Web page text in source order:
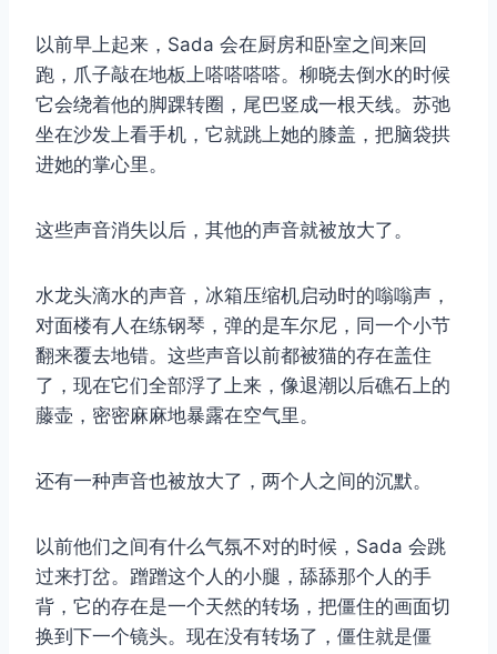
以前早上起来，Sada 会在厨房和卧室之间来回
跑，爪子敲在地板上嗒嗒嗒嗒。柳晓去倒水的时候
它会绕着他的脚踝转圈，尾巴竖成一根天线。苏弛
坐在沙发上看手机，它就跳上她的膝盖，把脑袋拱
进她的掌心里。
这些声音消失以后，其他的声音就被放大了。
水龙头滴水的声音，冰箱压缩机启动时的嗡嗡声，
对面楼有人在练钢琴，弹的是车尔尼，同一个小节
翻来覆去地错。这些声音以前都被猫的存在盖住
了，现在它们全部浮了上来，像退潮以后礁石上的
藤壶，密密麻麻地暴露在空气里。
还有一种声音也被放大了，两个人之间的沉默。
以前他们之间有什么气氛不对的时候，Sada 会跳
过来打岔。蹭蹭这个人的小腿，舔舔那个人的手
背，它的存在是一个天然的转场，把僵住的画面切
换到下一个镜头。现在没有转场了，僵住就是僵